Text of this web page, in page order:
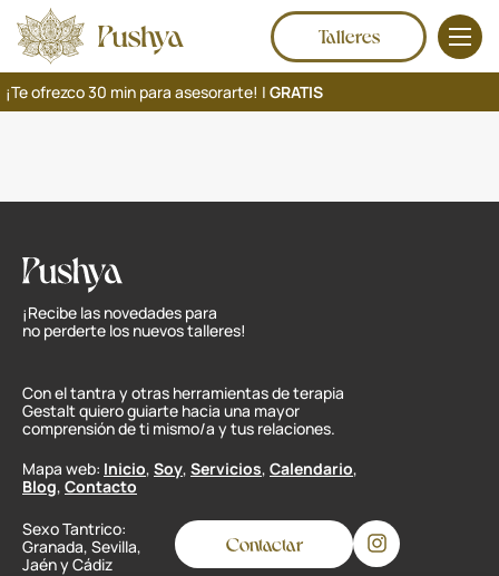
Talleres
¡Te ofrezco 30 min para asesorarte! | GRATIS
¡Recibe las novedades para
no perderte los nuevos talleres!
Con el tantra y otras herramientas de terapia
Gestalt quiero guiarte hacia una mayor
comprensión de ti mismo/a y tus relaciones.
Mapa web: Inicio, Soy, Servicios, Calendario,
Blog, Contacto
Sexo Tantrico:
Granada, Sevilla,
Jaén y Cádiz
Contactar